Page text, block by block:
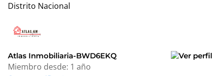
Distrito Nacional
+
−
Atlas Inmobiliaria-BWD6EKQ
Miembro desde: 1 año